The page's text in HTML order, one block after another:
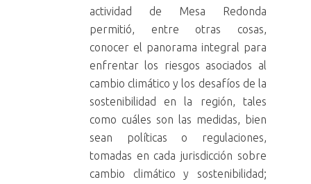
actividad de Mesa Redonda
permitió, entre otras cosas,
conocer el panorama integral para
enfrentar los riesgos asociados al
cambio climático y los desafíos de la
sostenibilidad en la región, tales
como cuáles son las medidas, bien
sean políticas o regulaciones,
tomadas en cada jurisdicción sobre
cambio climático y sostenibilidad;